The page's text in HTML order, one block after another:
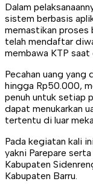
Dalam
sistem berbasis
memastikan proses
telah mendaftar
membawa KTP saat
Pecahan uang yang
hingga Rp50.000,
penuh untuk setiap
dapat menukarkan
tertentu di luar
Pada kegiatan kali
yakni Parepare
Kabupaten
Kabupaten Barru.